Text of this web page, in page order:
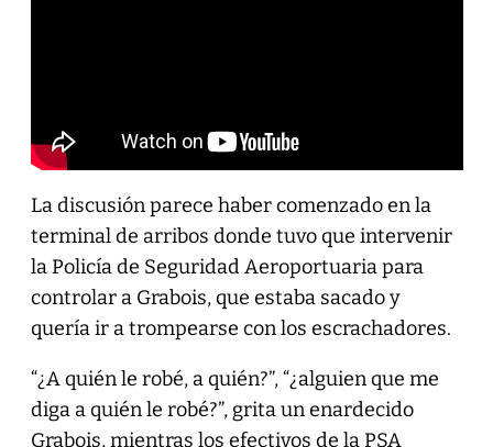
La discusión parece haber comenzado en la
terminal de arribos donde tuvo que intervenir
la Policía de Seguridad Aeroportuaria para
controlar a Grabois, que estaba sacado y
quería ir a trompearse con los escrachadores.
“¿A quién le robé, a quién?”, “¿alguien que me
diga a quién le robé?”, grita un enardecido
Grabois, mientras los efectivos de la PSA